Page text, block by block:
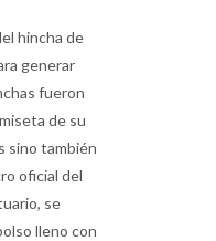
hincha de
generar
fueron
de su
sino también
oficial del
se
lleno con